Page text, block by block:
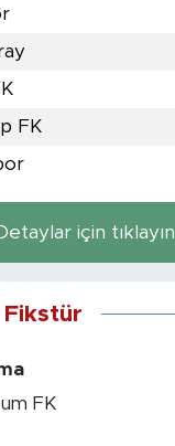
FK
için tıklayın
Fikstür
FK